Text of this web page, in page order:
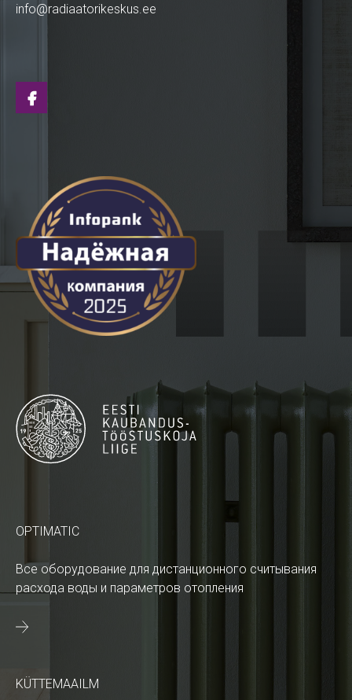
info@radiaatorikeskus.ee
OPTIMATIC
Все оборудование для дистанционного считывания
расхода воды и параметров отопления
KÜTTEMAAILM